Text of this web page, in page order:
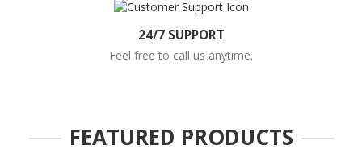
24/7 SUPPORT
Feel free to call us anytime.
FEATURED PRODUCTS